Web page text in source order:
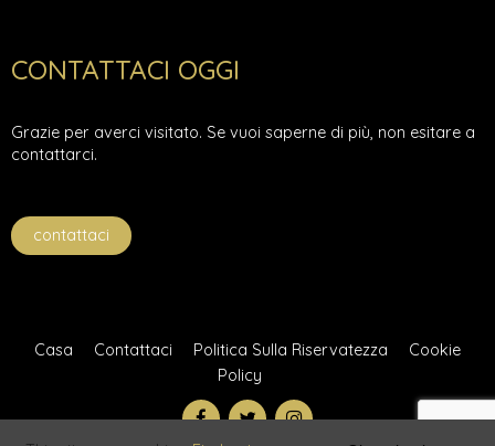
CONTATTACI OGGI
Grazie per averci visitato. Se vuoi saperne di più, non esitare a
contattarci.
contattaci
Casa Contattaci Politica Sulla Riservatezza
Cookie
Policy